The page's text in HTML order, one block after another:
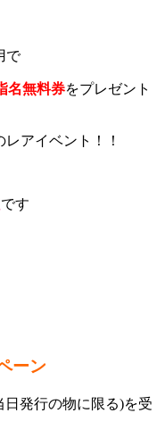
で
名無料券をプレゼント
アイベント！！
です
ーン
発行の物に限る)を受